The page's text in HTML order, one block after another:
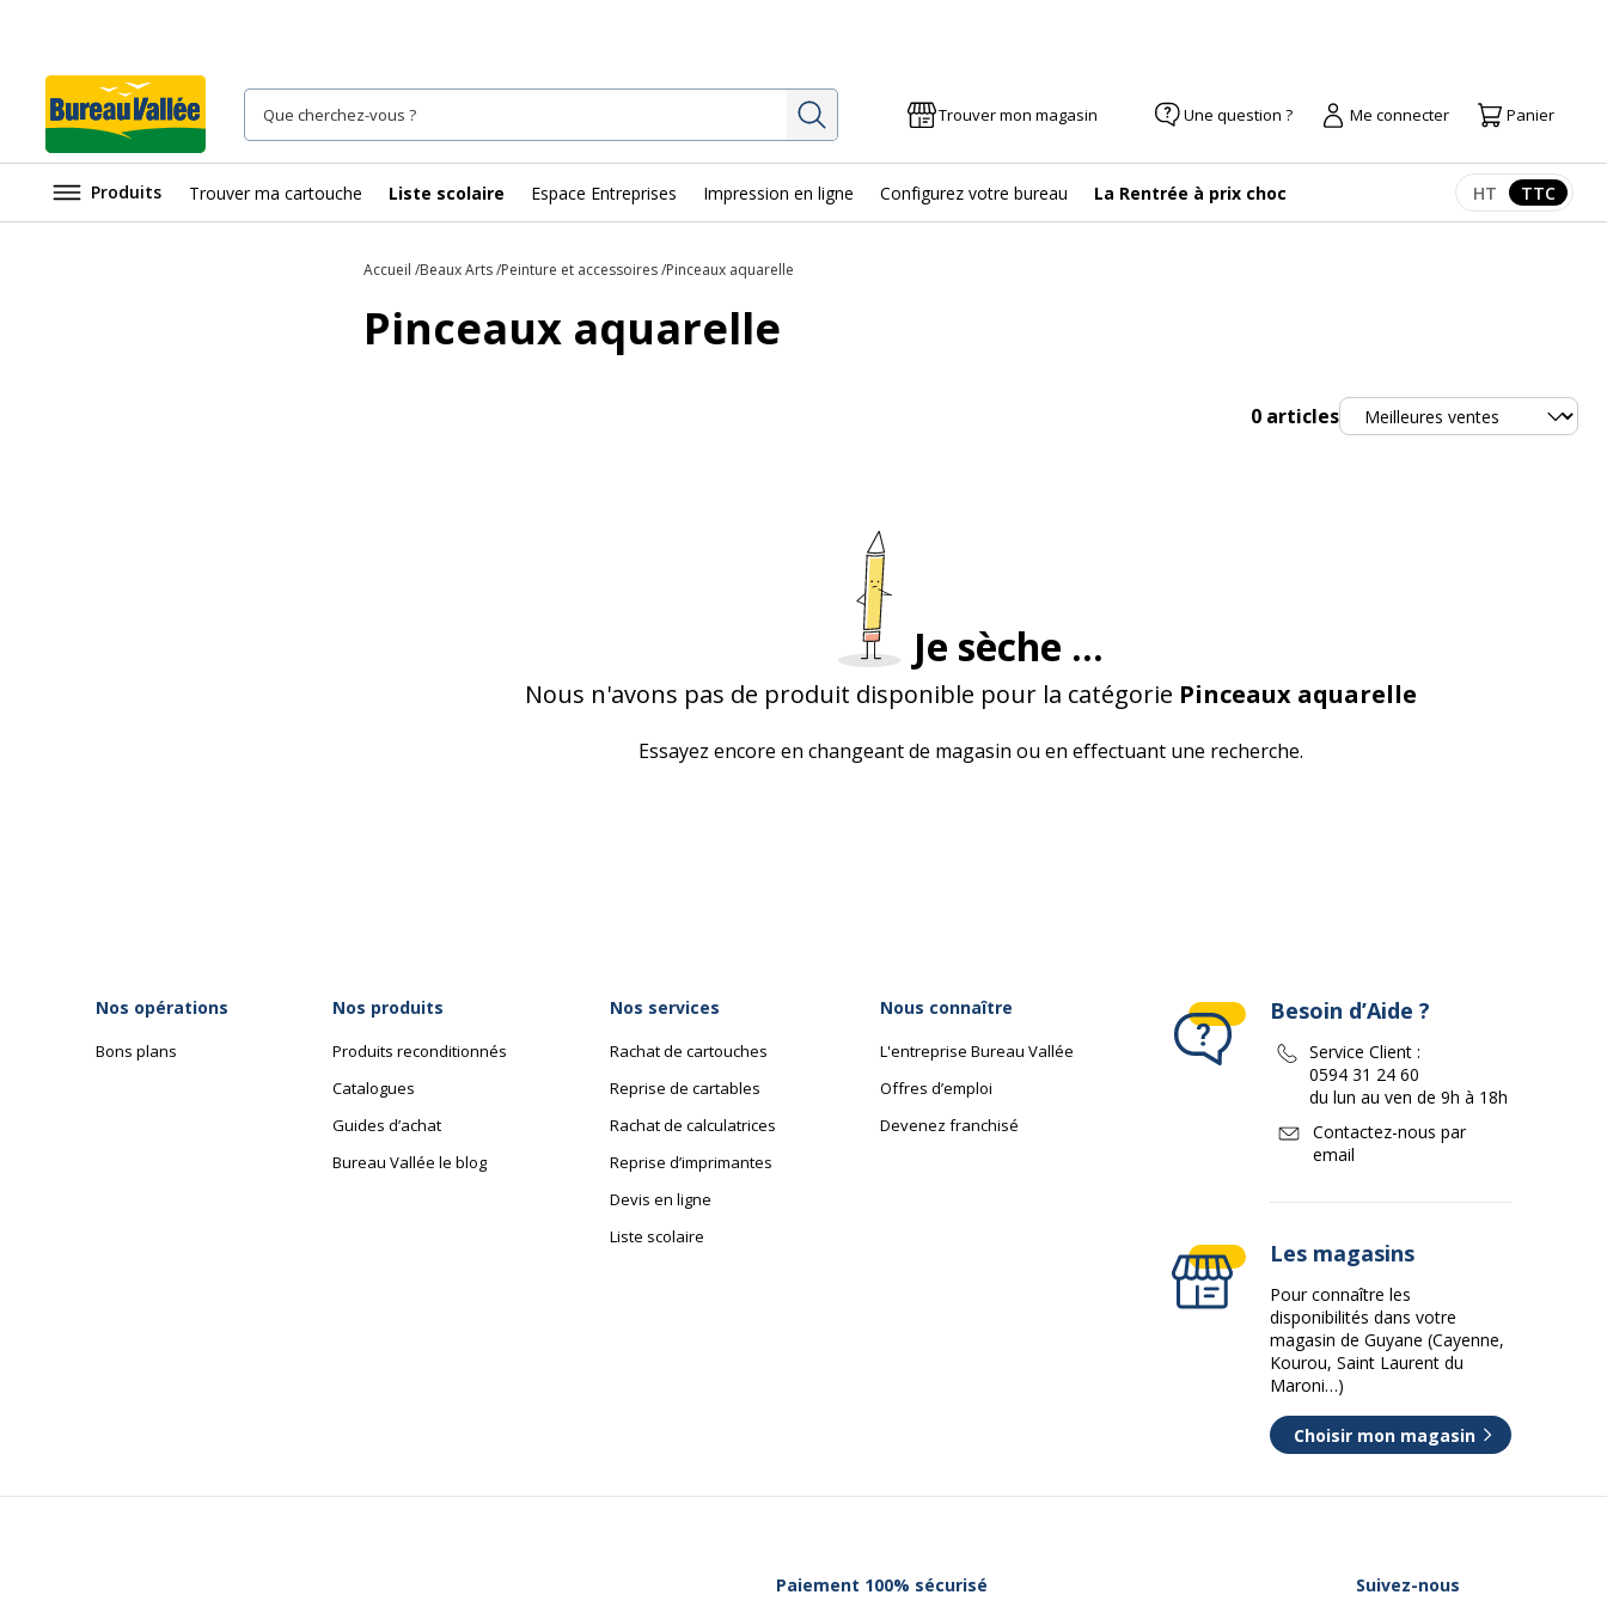
Rechercher Trouver mon magasin Une question ? Me connecter Panier
Produits Trouver ma cartouche Liste scolaire Espace Entreprises Impression en ligne Configurez votre bureau La Rentrée à prix choc Afficher les
HT TTC
Accueil Beaux Arts Peinture et accessoires Pinceaux aquarelle
Pinceaux aquarelle
0 articlesTrier
Je sèche ...
Nous n'avons pas de produit disponible pour la catégorie Pinceaux aquarelle
Essayez encore en changeant de magasin ou en effectuant une recherche.
Nos opérations
Bons plans
Nos produits
Produits reconditionnés
Catalogues
Guides d’achat
Bureau Vallée le blog
Nos services
Rachat de cartouches
Reprise de cartables
Rachat de calculatrices
Reprise d’imprimantes
Devis en ligne
Liste scolaire
Nous connaître
L'entreprise Bureau Vallée
Offres d’emploi
Devenez franchisé
Besoin d’Aide ?
Service Client :
0594 31 24 60
du lun au ven de 9h à 18h
Contactez-nous par
email
Les magasins
Pour connaître les
disponibilités dans votre
magasin de Guyane (Cayenne,
Kourou, Saint Laurent du
Maroni…)
Choisir mon magasin
Paiement 100% sécurisé Suivez-nous